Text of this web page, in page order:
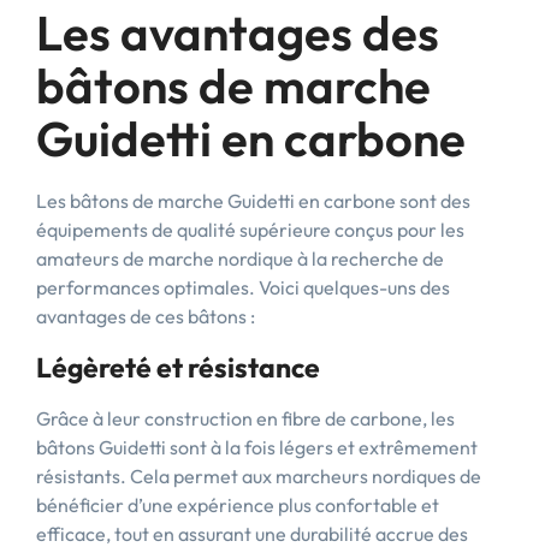
Les avantages des
bâtons de marche
Guidetti en carbone
Les bâtons de marche Guidetti en carbone sont des
équipements de qualité supérieure conçus pour les
amateurs de marche nordique à la recherche de
performances optimales. Voici quelques-uns des
avantages de ces bâtons :
Légèreté et résistance
Grâce à leur construction en fibre de carbone, les
bâtons Guidetti sont à la fois légers et extrêmement
résistants. Cela permet aux marcheurs nordiques de
bénéficier d’une expérience plus confortable et
efficace, tout en assurant une durabilité accrue des